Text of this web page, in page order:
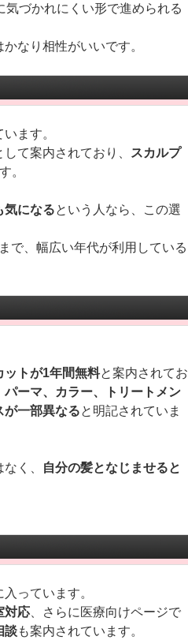
気づかれにくい形で進められる
なり相性がいいです。
ます。
て案内されており、
スカルプ
。
気になるという人なら、この選
で、幅広い年代が利用している
ットが1年間無料と案内されてお
パーマ、カラー、トリートメン
が一部異なると明記されていま
く、
自分の髪となじませると
っています。
対応 、さらに医療向けページで
談も案内されています。